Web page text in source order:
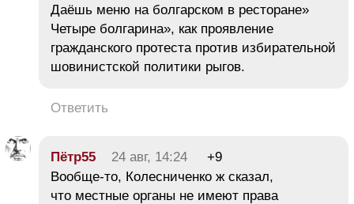
Даёшь меню на болгарском в ресторане»
Четыре болгарина», как проявление
гражданского протеста против избирательной
шовинистской политики рыгов.
Ответить
Пётр55 24 авг, 14:24
+9
Вообще-то, Колесниченко ж сказал,
что местные органы не имеют права